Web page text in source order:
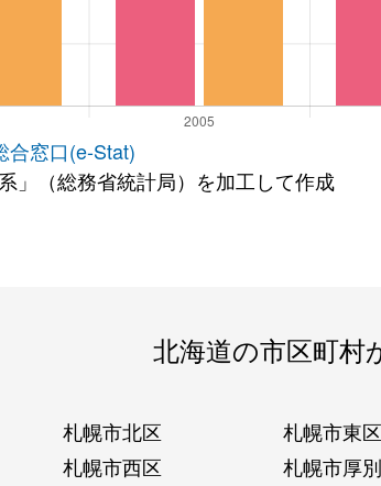
合窓口(e-Stat)
」（総務省統計局）を加工して作成
北海道の市区町村
札幌市北区 札幌市東区
札幌市西区 札幌市厚